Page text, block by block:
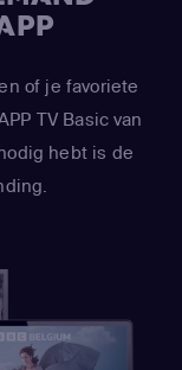
of je favoriete
TV Basic van
hebt is de